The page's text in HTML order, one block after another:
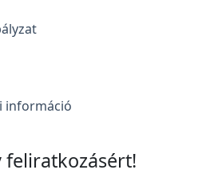
információ
feliratkozásért!